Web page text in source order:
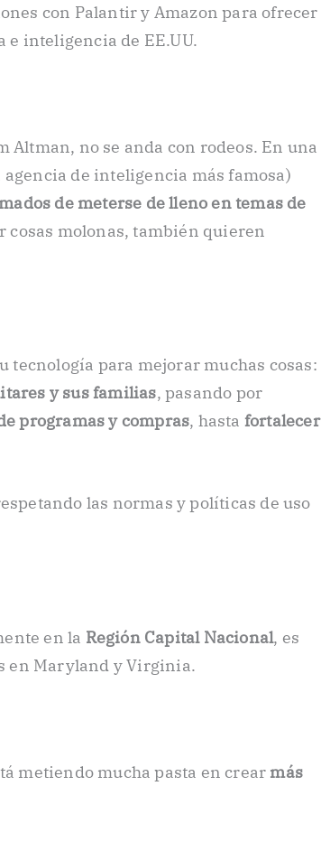
con Palantir y Amazon para ofrecer
e inteligencia de EE.UU.
Altman, no se anda con rodeos. En una
de inteligencia más famosa)
de meterse de lleno en temas de
cosas molonas, también quieren
tecnología para mejorar muchas cosas:
y sus familias, pasando por
programas y compras, hasta fortalecer
las normas y políticas de uso
en la Región Capital Nacional, es
en Maryland y Virginia.
metiendo mucha pasta en crear más